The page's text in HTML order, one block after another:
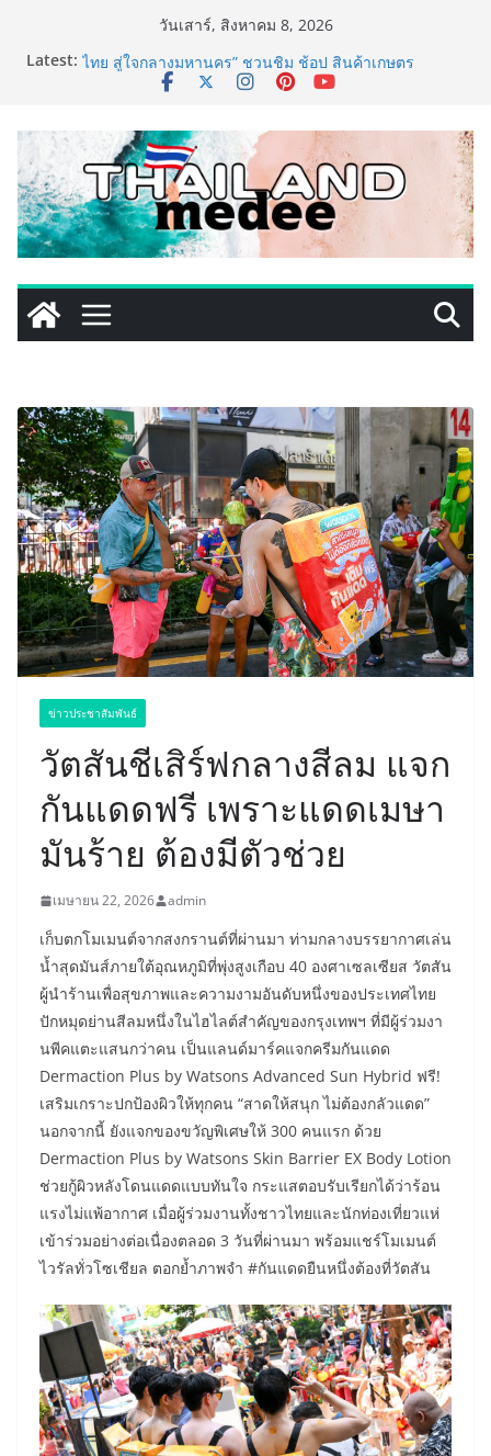
วันเสาร์, สิงหาคม 8, 2026
Latest: เริ่มแล้ว! อ.ต.ก.แฟร์ 4 ภาค @ภาคกลาง “มนต์เสน่ห์เกษตร
ไทย สู่ใจกลางมหานคร” ชวนชิม ช้อป สินค้าเกษตร
ททท. ประกาศความสำเร็จ Village to the World Season
5 ผนึก 9 พันธมิตร ขับเคลื่อน ESG Tourism สืบสานพระ
ราชปณิธาน สร้างคุณค่าการท่องเที่ยวไทยอย่างยั่งยืน
เหิงลี่ แมนูแฟคเจอริ่ง เทคโนโลยี (ไทยแลนด์) เปิดโรงงาน
แห่งใหม่ในชลบุรี เดินหน้าขยายฐานการผลิตสู่เอเชียตะวัน
ออกเฉียงใต้ เสริมแกร่งยุทธศาสตร์ระดับโลก
TECNO ประกาศทรานส์ฟอร์มจากเกมมิ่งโฟน สู่ไลฟ์สไตล์
แฟชั่นไอเท็ม เสิร์ฟใหญ่ปักหมุดแลนมาร์คใหม่กลางสถานี
MRT วาง POVA 8 Series จุดเริ่มต้นครั้งสำคัญ
PIPPER STANDARD® เปิดตัวแชมพูอาบน้ำ และ โฟมอาบ
แห้งสัตว์เลี้ยง ชูนวัตกรรมพลังธรรมชาติ “Zero-Residue”
ข่าวประชาสัมพันธ์
วัตสันชีเสิร์ฟกลางสีลม แจก
กันแดดฟรี เพราะแดดเมษา
มันร้าย ต้องมีตัวช่วย
เมษายน 22, 2026 admin
เก็บตกโมเมนต์จากสงกรานต์ที่ผ่านมา ท่ามกลางบรรยากาศเล่น
น้ำสุดมันส์ภายใต้อุณหภูมิที่พุ่งสูงเกือบ 40 องศาเซลเซียส วัตสัน
ผู้นำร้านเพื่อสุขภาพและความงามอันดับหนึ่งของประเทศไทย
ปักหมุดย่านสีลมหนึ่งในไฮไลต์สำคัญของกรุงเทพฯ ที่มีผู้ร่วมงา
นพีคแตะแสนกว่าคน เป็นแลนด์มาร์คแจกครีมกันแดด
Dermaction Plus by Watsons Advanced Sun Hybrid ฟรี!
เสริมเกราะปกป้องผิวให้ทุกคน “สาดให้สนุก ไม่ต้องกลัวแดด”
นอกจากนี้ ยังแจกของขวัญพิเศษให้ 300 คนแรก ด้วย
Dermaction Plus by Watsons Skin Barrier EX Body Lotion
ช่วยกู้ผิวหลังโดนแดดแบบทันใจ กระแสตอบรับเรียกได้ว่าร้อน
แรงไม่แพ้อากาศ เมื่อผู้ร่วมงานทั้งชาวไทยและนักท่องเที่ยวแห่
เข้าร่วมอย่างต่อเนื่องตลอด 3 วันที่ผ่านมา พร้อมแชร์โมเมนต์
ไวรัลทั่วโซเชียล ตอกย้ำภาพจำ #กันแดดยืนหนึ่งต้องที่วัตสัน